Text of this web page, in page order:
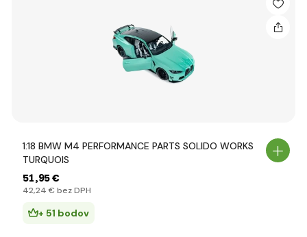
1:18 BMW M4 PERFORMANCE PARTS SOLIDO WORKS
TURQUOIS
51,95 €
42,24 € bez DPH
+ 51 bodov